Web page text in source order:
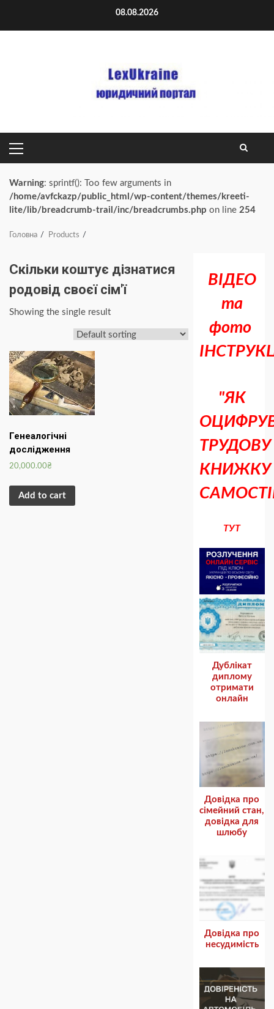
content
08.08.2026
PRIMARY
MENU
Warning: sprintf(): Too few arguments in
/home/avfckazp/public_html/wp-content/themes/kreeti-
lite/lib/breadcrumb-trail/inc/breadcrumbs.php on line 254
Головна Products
Скільки коштує дізнатися
родовід своєї сім'ї
Showing the single result
Генеалогічні
дослідження
20,000.00₴
Add to cart
ВІДЕО
та
фото
"ЯК
ТРУДОВУ
КНИЖКУ
ТУТ
Дублікат
диплому
отримати
онлайн
Довідка про
сімейний стан,
довідка для
шлюбу
Довідка про
несудимість